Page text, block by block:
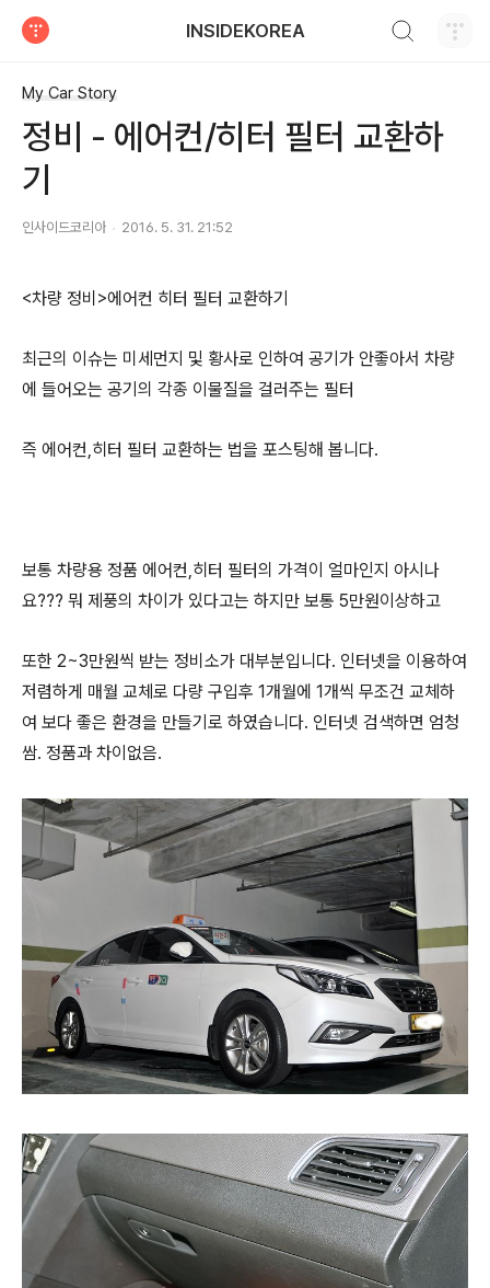
INSIDEKOREA
My Car Story
정비 - 에어컨/히터 필터 교환하
기
인사이드코리아 2016. 5. 31. 21:52
<차량 정비>에어컨 히터 필터 교환하기
최근의 이슈는 미세먼지 및 황사로 인하여 공기가 안좋아서 차량
에 들어오는 공기의 각종 이물질을 걸러주는 필터
즉 에어컨,히터 필터 교환하는 법을 포스팅해 봅니다.
보통 차량용 정품 에어컨,히터 필터의 가격이 얼마인지 아시나
요??? 뭐 제풍의 차이가 있다고는 하지만 보통 5만원이상하고
또한 2~3만원씩 받는 정비소가 대부분입니다. 인터넷을 이용하여
저렴하게 매월 교체로 다량 구입후 1개월에 1개씩 무조건 교체하
여 보다 좋은 환경을 만들기로 하였습니다. 인터넷 검색하면 엄청
쌈. 정품과 차이없음.